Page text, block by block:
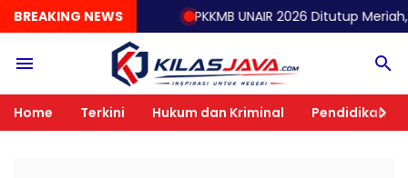
BREAKING NEWS PKKMB UNAIR 2026 Ditutup Meriah,
Home Terkini Hukum dan Kriminal Pendidikan